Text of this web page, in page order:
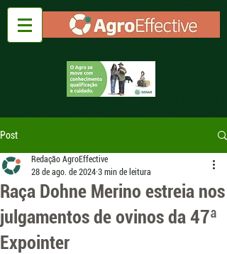
Post
Raça Dohne Merino estreia nos
julgamentos de ovinos da 47ª
Expointer
Redação AgroEffective
28 de ago. de 2024 3 min de leitura